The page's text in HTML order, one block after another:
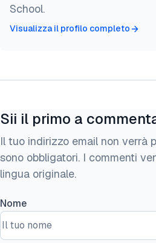
School.
Visualizza il profilo completo
Sii il primo a
Il tuo indirizzo email non verrà
sono obbligatori. I commenti
lingua originale.
Nome